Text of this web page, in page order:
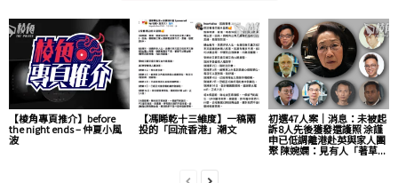
【棱角專頁推介】before
the night ends – 仲夏小風
波
【馮睎乾十三維度】一稿兩
投的「回流香港」潮文
初選47人案｜消息：未被起
訴8人先後獲發還護照 涂謹
申已低調離港赴英與家人團
聚 陳婉嫻：見有人「著草...